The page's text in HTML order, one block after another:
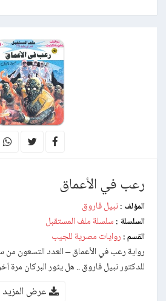
رعب في الأعماق
المؤلف : نبيل فاروق
السلسلة : سلسلة ملف المستقبل
القسم : روايات مصرية للجيب
للدكتور نبيل فاروق .. هل يثور البركان مرة
عرض المزيد